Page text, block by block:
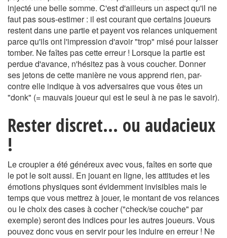
injecté une belle somme. C'est d'ailleurs un aspect qu'il ne
faut pas sous-estimer : il est courant que certains joueurs
restent dans une partie et payent vos relances uniquement
parce qu'ils ont l'impression d'avoir "trop" misé pour laisser
tomber. Ne faîtes pas cette erreur ! Lorsque la partie est
perdue d'avance, n'hésitez pas à vous coucher. Donner
ses jetons de cette manière ne vous apprend rien, par-
contre elle indique à vos adversaires que vous êtes un
"donk" (= mauvais joueur qui est le seul à ne pas le savoir).
Rester discret... ou audacieux
!
Le croupier a été généreux avec vous, faîtes en sorte que
le pot le soit aussi. En jouant en ligne, les attitudes et les
émotions physiques sont évidemment invisibles mais le
temps que vous mettrez à jouer, le montant de vos relances
ou le choix des cases à cocher ("check/se couche" par
exemple) seront des indices pour les autres joueurs. Vous
pouvez donc vous en servir pour les induire en erreur ! Ne